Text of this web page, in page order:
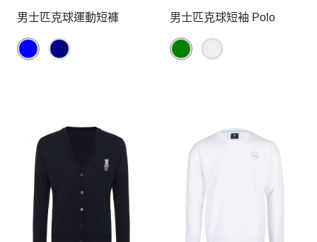
男士匹克球運動短褲 男士匹克球短袖 Polo